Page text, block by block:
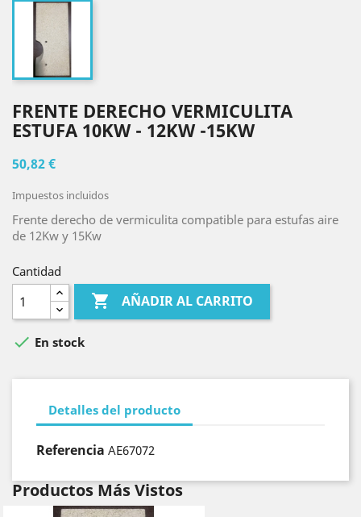
FRENTE DERECHO VERMICULITA
ESTUFA 10KW - 12KW -15KW
50,82 €
Impuestos incluidos
Frente derecho de vermiculita compatible para estufas aire
de 12Kw y 15Kw
Cantidad
 AÑADIR AL CARRITO
 En stock
Detalles del producto
Referencia AE67072
Productos Más Vistos